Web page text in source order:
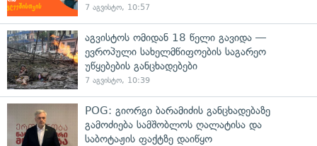
7 აგვისტო, 10:57
აგვისტოს ომიდან 18 წელი გავიდა —
ევროპული სახელმწიფოების საგარეო
უწყებების განცხადებები
7 აგვისტო, 10:39
POG: გიორგი ბარამიძის განცხადებაზე
გამოძიება სამშობლოს ღალატისა და
საბოტაჟის ფაქტზე დაიწყო